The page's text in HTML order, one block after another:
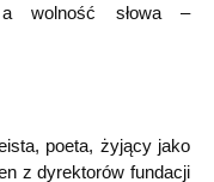
a wolność słowa –
poeta, żyjący jako
z dyrektorów fundacji